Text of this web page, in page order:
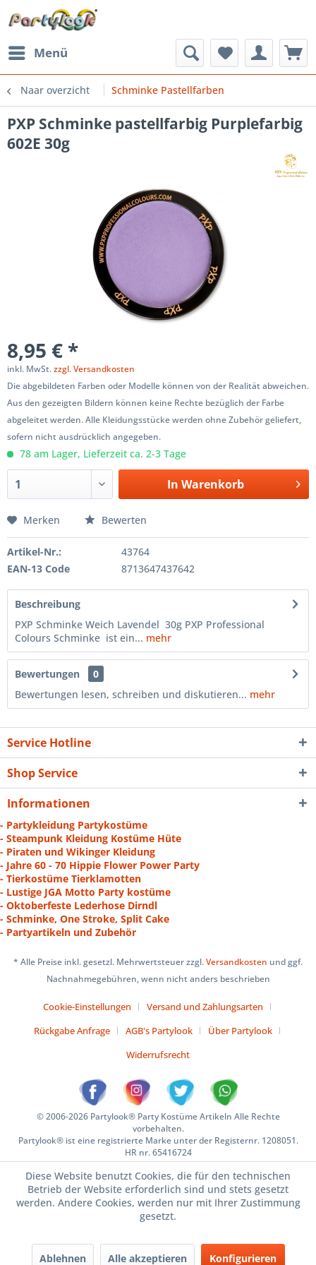
Menü
Naar overzicht Schminke Pastellfarben
PXP Schminke pastellfarbig Purplefarbig
602E 30g
8,95 € *
inkl. MwSt.zzgl. Versandkosten
Die abgebildeten Farben oder Modelle können von der Realität abweichen.
Aus den gezeigten Bildern können keine Rechte bezüglich der Farbe
abgeleitet werden. Alle Kleidungsstücke werden ohne Zubehör geliefert,
sofern nicht ausdrücklich angegeben.
78 am Lager, Lieferzeit ca. 2-3 Tage
In Warenkorb
Merken Bewerten
Artikel-Nr.:
43764
EAN-13 Code
8713647437642
Beschreibung
PXP Schminke Weich Lavendel 30g PXP Professional
Colours Schminke ist ein... mehr
Bewertungen
0
Bewertungen lesen, schreiben und diskutieren... mehr
Service Hotline
Shop Service
Informationen
- Partykleidung Partykostüme
- Steampunk Kleidung Kostüme Hüte
- Piraten und Wikinger Kleidung
- Jahre 60 - 70 Hippie Flower Power Party
- Tierkostüme Tierklamotten
- Lustige JGA Motto Party kostüme
- Oktoberfeste Lederhose Dirndl
- Schminke, One Stroke, Split Cake
- Partyartikeln und Zubehör
* Alle Preise inkl. gesetzl. Mehrwertsteuer zzgl.Versandkosten und ggf.
Nachnahmegebühren, wenn nicht anders beschrieben
Cookie-Einstellungen
Versand und Zahlungsarten
Rückgabe Anfrage
AGB's Partylook
Über Partylook
Widerrufsrecht
© 2006-2026 Partylook® Party Kostüme Artikeln Alle Rechte
vorbehalten.
Partylook® ist eine registrierte Marke unter der Registernr. 1208051.
HR nr. 65416724
Diese Website benutzt Cookies, die für den technischen
Betrieb der Website erforderlich sind und stets gesetzt
werden. Andere Cookies, werden nur mit Ihrer Zustimmung
gesetzt.
Ablehnen Alle akzeptieren Konfigurieren